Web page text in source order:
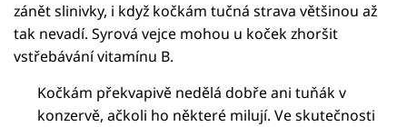
zánět slinivky, i když kočkám tučná strava většinou až
tak nevadí. Syrová vejce mohou u koček zhoršit
vstřebávání vitamínu B.
Kočkám překvapivě nedělá dobře ani tuňák v
konzervě, ačkoli ho některé milují. Ve skutečnosti